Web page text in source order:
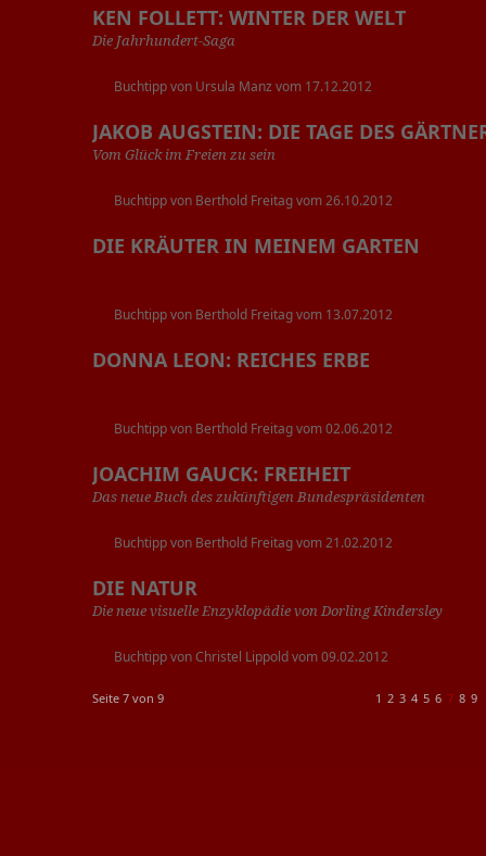
KEN FOLLETT: WINTER DER WELT
Die Jahrhundert-Saga
Buchtipp von Ursula Manz vom 17.12.2012
JAKOB AUGSTEIN: DIE TAGE DES
Vom Glück im Freien zu sein
Buchtipp von Berthold Freitag vom 26.10.2012
DIE KRÄUTER IN MEINEM GARTEN
Buchtipp von Berthold Freitag vom 13.07.2012
DONNA LEON: REICHES ERBE
Buchtipp von Berthold Freitag vom 02.06.2012
JOACHIM GAUCK: FREIHEIT
Das neue Buch des zukünftigen Bundespräsidenten
Buchtipp von Berthold Freitag vom 21.02.2012
DIE NATUR
Die neue visuelle Enzyklopädie von Dorling Kindersley
Buchtipp von Christel Lippold vom 09.02.2012
Seite 7 von 9 1 2 3 4 5 6 7 8 9